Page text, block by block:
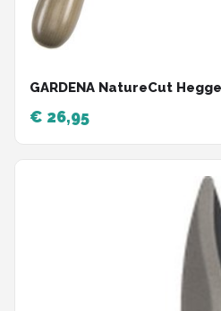
GARDENA NatureCut
€ 26,95